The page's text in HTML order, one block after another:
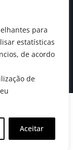
para
estatísticas
de acordo
de
Aceitar
de
e
Contactos
editoriais